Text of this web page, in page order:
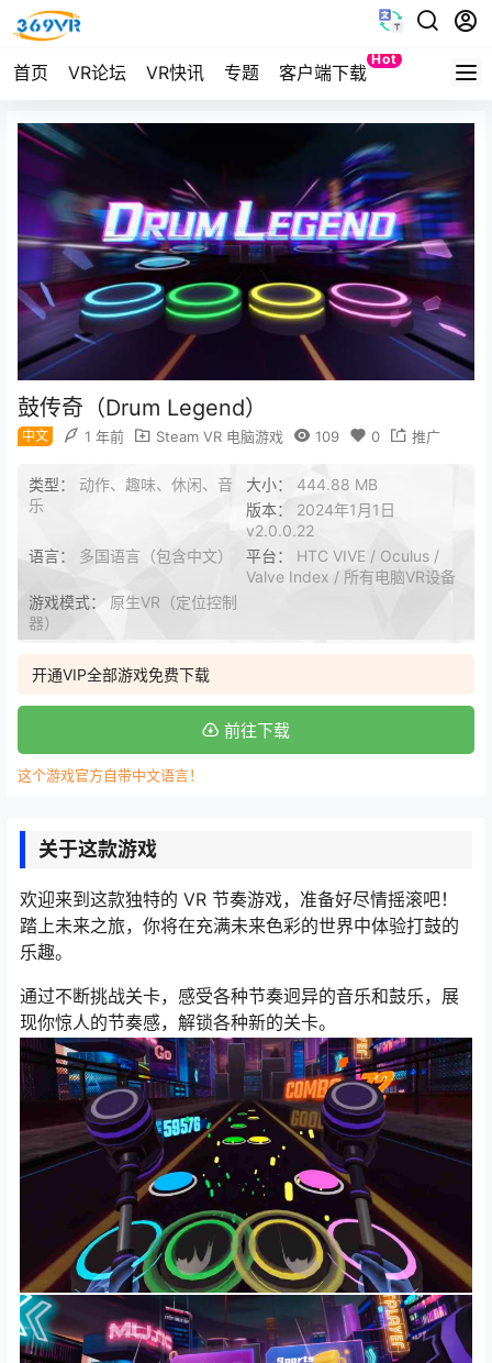
首页 VR论坛 VR快讯 专题 客户端下载
Hot
Quest
鼓传奇（Drum Legend）
中文 1 年前 Steam VR 电脑游戏 109 0 推广
类型： 动作、趣味、休闲、音
乐
大小： 444.88 MB
版本： 2024年1月1日
v2.0.0.22
语言： 多国语言（包含中文） 平台： HTC VIVE / Oculus /
Valve Index / 所有电脑VR设备
游戏模式： 原生VR（定位控制
器）
开通VIP全部游戏免费下载
前往下载
这个游戏官方自带中文语言！
关于这款游戏
欢迎来到这款独特的 VR 节奏游戏，准备好尽情摇滚吧！
踏上未来之旅，你将在充满未来色彩的世界中体验打鼓的
乐趣。
通过不断挑战关卡，感受各种节奏迥异的音乐和鼓乐，展
现你惊人的节奏感，解锁各种新的关卡。